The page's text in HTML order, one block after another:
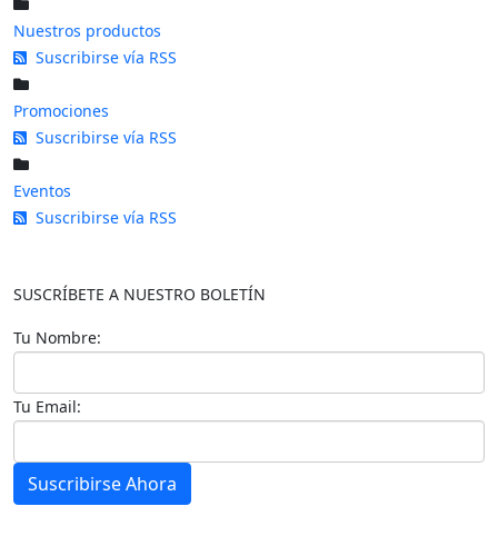
Nuestros productos
Suscribirse vía RSS
Promociones
Suscribirse vía RSS
Eventos
Suscribirse vía RSS
SUSCRÍBETE A NUESTRO BOLETÍN
Tu Nombre:
Tu Email:
Suscribirse Ahora